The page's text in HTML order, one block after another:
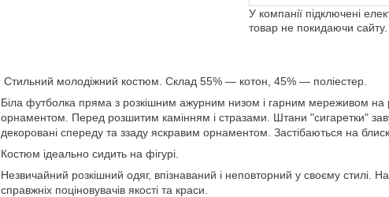
У компанії підключені
товар не покидаючи сайту.
Стильний молодіжний костюм. Склад 55% — котон, 45% — поліестер.
Біла футболка пряма з розкішним ажурним низом і гарним мереживом на
орнаментом. Перед розшитим камінням і стразами. Штани "сигаретки"
декоровані спереду та ззаду яскравим орнаментом. Застібаються на
Костюм ідеально сидить на фігурі.
Незвичайний розкішний одяг, впізнаваний і неповторний у своєму стилі.
справжніх поціновувачів якості та краси.